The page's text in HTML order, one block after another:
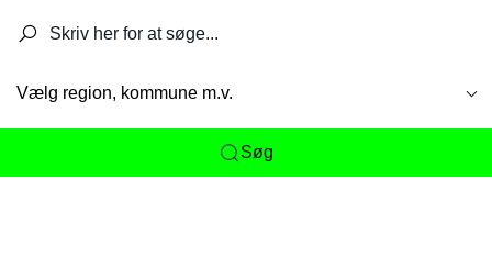
Vælg region, kommune m.v.
Søg